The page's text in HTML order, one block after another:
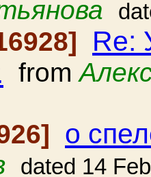
Re:
from
о
dated 14